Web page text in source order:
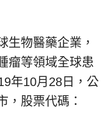
生物醫藥企業，
瘤等領域全球患
年10月28日，公
，股票代碼：